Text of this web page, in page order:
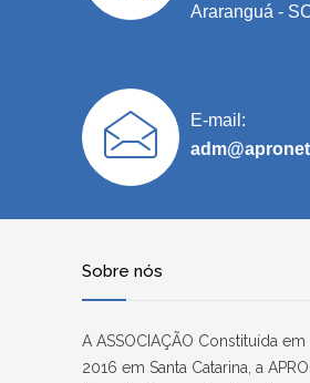
Araranguá -
E-mail:
Sobre nós
A ASSOCIAÇÃO Constituída
2016 em Santa Catarina, a